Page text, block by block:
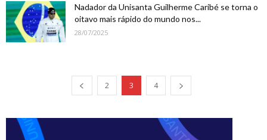
Nadador da Unisanta Guilherme Caribé se torna o
oitavo mais rápido do mundo nos...
28/07/2025
2 3 4